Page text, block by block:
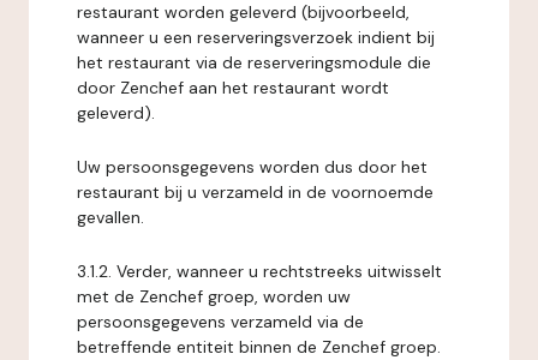
restaurant worden geleverd (bijvoorbeeld,
wanneer u een reserveringsverzoek indient bij
het restaurant via de reserveringsmodule die
door Zenchef aan het restaurant wordt
geleverd).
Uw persoonsgegevens worden dus door het
restaurant bij u verzameld in de voornoemde
gevallen.
3.1.2. Verder, wanneer u rechtstreeks uitwisselt
met de Zenchef groep, worden uw
persoonsgegevens verzameld via de
betreffende entiteit binnen de Zenchef groep.